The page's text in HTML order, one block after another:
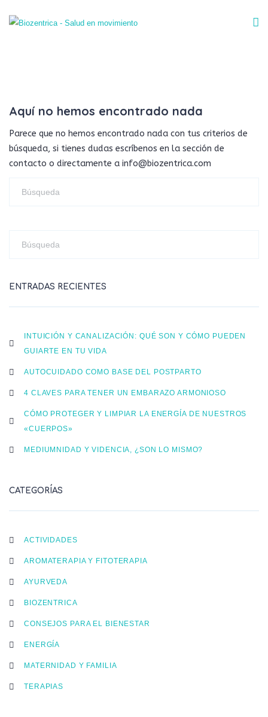
Aquí no hemos encontrado nada
Parece que no hemos encontrado nada con tus criterios de
búsqueda, si tienes dudas escríbenos en la sección de
contacto o directamente a info@biozentrica.com
ENTRADAS RECIENTES
INTUICIÓN Y CANALIZACIÓN: QUÉ SON Y CÓMO PUEDEN
GUIARTE EN TU VIDA
AUTOCUIDADO COMO BASE DEL POSTPARTO
4 CLAVES PARA TENER UN EMBARAZO ARMONIOSO
CÓMO PROTEGER Y LIMPIAR LA ENERGÍA DE NUESTROS
«CUERPOS»
MEDIUMNIDAD Y VIDENCIA, ¿SON LO MISMO?
CATEGORÍAS
ACTIVIDADES
AROMATERAPIA Y FITOTERAPIA
AYURVEDA
BIOZENTRICA
CONSEJOS PARA EL BIENESTAR
ENERGÍA
MATERNIDAD Y FAMILIA
TERAPIAS